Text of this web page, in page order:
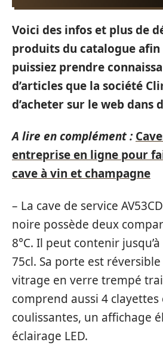
Voici des infos et plus de
produits du catalogue afin
puissiez prendre
d’articles que la société
d’acheter sur le web dans
A lire en complément :
entreprise en ligne pour
cave à vin et champagne
– La cave de service
noire possède deux
8°C. Il peut contenir
75cl. Sa porte est
vitrage en verre trempé
comprend aussi 4 clayettes
coulissantes, un affichage
éclairage LED.